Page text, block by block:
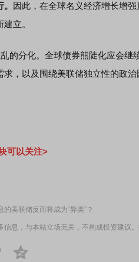
因此，在全球名义经济增长增
立。
分化。全球债券熊陡化应会继
求，以及围绕美联储独立性的政
可以关注>
美联储反而将成为“异类”？
息，与本站立场无关，不构成投资建议。